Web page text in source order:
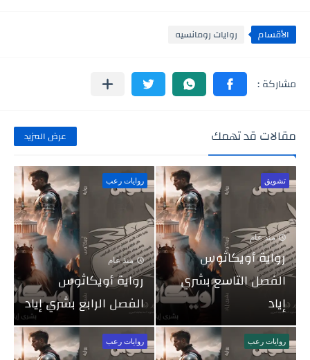
الأقسام روايات رومانسيه
مقالات قد تهمك عرض المزيد
تشويق
منذ عام
رواية أويكاثوس
الفصل التاسع بشري
إياد
روايات رعب
منذ عام
رواية أويكاثوس
الفصل الرابع بشري إياد
روايات رعب روايات رعب